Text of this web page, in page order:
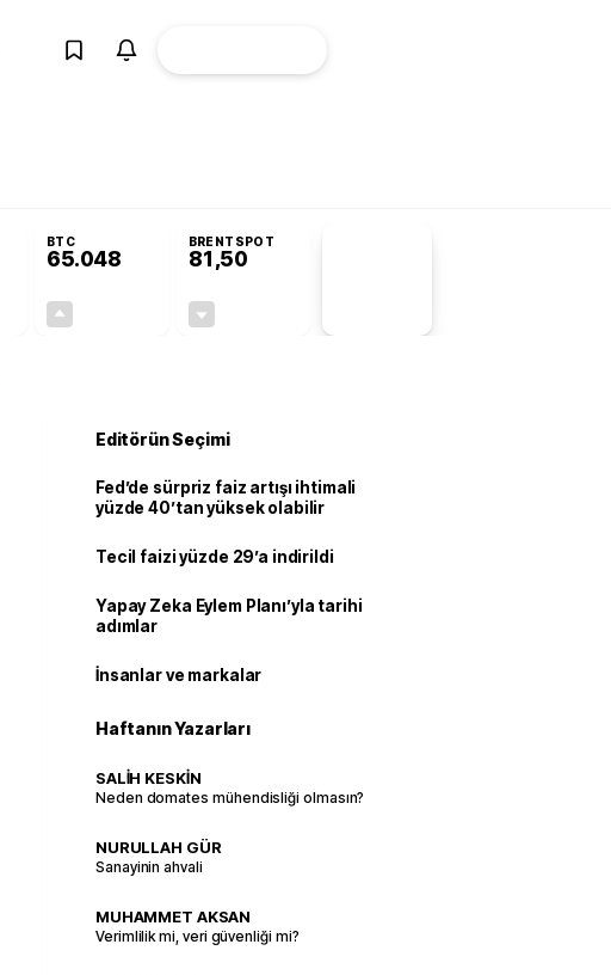
BTC
65.048
BRENTSPOT
81,50
Editörün Seçimi
Fed’de sürpriz faiz artışı ihtimali
yüzde 40’tan yüksek olabilir
Tecil faizi yüzde 29’a indirildi
Yapay Zeka Eylem Planı’yla tarihi
adımlar
İnsanlar ve markalar
Haftanın Yazarları
SALİH KESKİN
Neden domates mühendisliği olmasın?
NURULLAH GÜR
Sanayinin ahvali
MUHAMMET AKSAN
Verimlilik mi, veri güvenliği mi?